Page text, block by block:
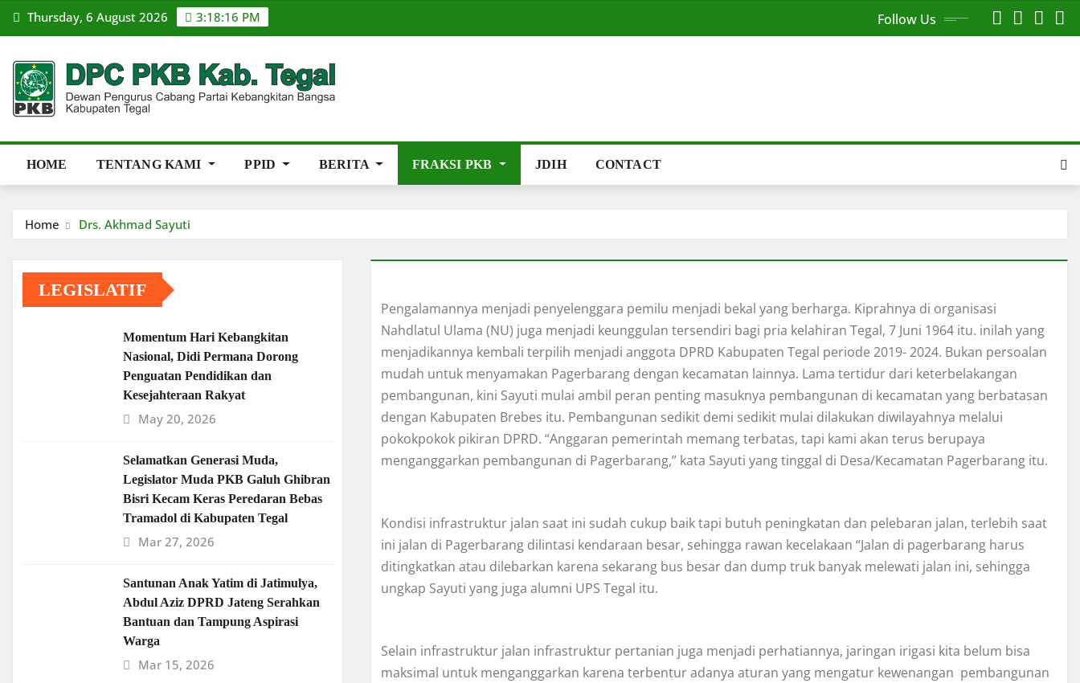
Skip Thursday, 6 August 2026 3:18:17 PM Follow Us
HOME TENTANG KAMI PPID BERITA FRAKSI PKB JDIH CONTACT
Home Drs. Akhmad Sayuti
LEGISLATIF
Momentum Hari Kebangkitan
Nasional, Didi Permana Dorong
Penguatan Pendidikan dan
Kesejahteraan Rakyat
May 20, 2026
Selamatkan Generasi Muda,
Legislator Muda PKB Galuh Ghibran
Bisri Kecam Keras Peredaran Bebas
Tramadol di Kabupaten Tegal
Mar 27, 2026
Santunan Anak Yatim di Jatimulya,
Abdul Aziz DPRD Jateng Serahkan
Bantuan dan Tampung Aspirasi
Warga
Mar 15, 2026
Pengalamannya menjadi penyelenggara pemilu menjadi bekal yang berharga. Kiprahnya di organisasi
Nahdlatul Ulama (NU) juga menjadi keunggulan tersendiri bagi pria kelahiran Tegal, 7 Juni 1964 itu. inilah yang
menjadikannya kembali terpilih menjadi anggota DPRD Kabupaten Tegal periode 2019- 2024. Bukan persoalan
mudah untuk menyamakan Pagerbarang dengan kecamatan lainnya. Lama tertidur dari keterbelakangan
pembangunan, kini Sayuti mulai ambil peran penting masuknya pembangunan di kecamatan yang berbatasan
dengan Kabupaten Brebes itu. Pembangunan sedikit demi sedikit mulai dilakukan diwilayahnya melalui
pokokpokok pikiran DPRD. “Anggaran pemerintah memang terbatas, tapi kami akan terus berupaya
menganggarkan pembangunan di Pagerbarang,” kata Sayuti yang tinggal di Desa/Kecamatan Pagerbarang itu.
Kondisi infrastruktur jalan saat ini sudah cukup baik tapi butuh peningkatan dan pelebaran jalan, terlebih saat
ini jalan di Pagerbarang dilintasi kendaraan besar, sehingga rawan kecelakaan “Jalan di pagerbarang harus
ditingkatkan atau dilebarkan karena sekarang bus besar dan dump truk banyak melewati jalan ini, sehingga
ungkap Sayuti yang juga alumni UPS Tegal itu.
Selain infrastruktur jalan infrastruktur pertanian juga menjadi perhatiannya, jaringan irigasi kita belum bisa
maksimal untuk menganggarkan karena terbentur adanya aturan yang mengatur kewenangan pembangunan